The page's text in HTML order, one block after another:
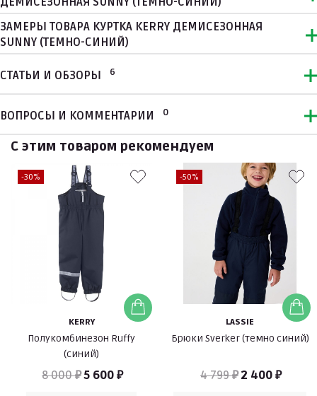
ЗАМЕРЫ ТОВАРА КУРТКА KERRY ДЕМИСЕЗОННАЯ
SUNNY (ТЕМНО-СИНИЙ)
СТАТЬИ И ОБЗОРЫ 6
ВОПРОСЫ И КОММЕНТАРИИ 0
С этим товаром рекомендуем
-30%
KERRY
Полукомбинезон Ruffy
(синий)
8 000 ₽5 600 ₽
-50%
LASSIE
Брюки Sverker (темно синий)
4 799 ₽ 2 400 ₽